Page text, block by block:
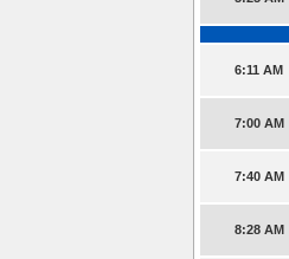
6:11 AM
7:00 AM
7:40 AM
8:28 AM